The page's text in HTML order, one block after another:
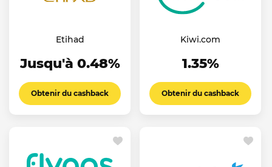
Etihad
Jusqu'à 0.48%
Obtenir du cashback
Kiwi.com
1.35%
Obtenir du cashback